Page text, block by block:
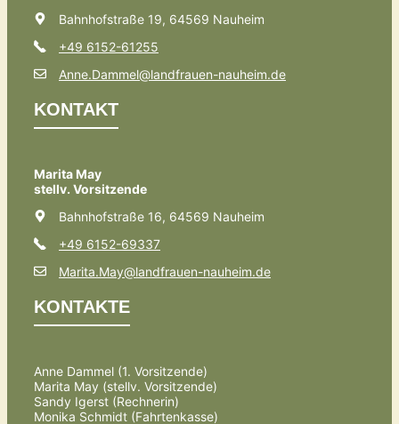
Bahnhofstraße 19, 64569 Nauheim
+49 6152-61255
Anne.Dammel@landfrauen-nauheim.de
KONTAKT
Marita May
stellv. Vorsitzende
Bahnhofstraße 16, 64569 Nauheim
+49 6152-69337
Marita.May@landfrauen-nauheim.de
KONTAKTE
Anne Dammel (1. Vorsitzende)
Marita May (stellv. Vorsitzende)
Sandy Igerst (Rechnerin)
Monika Schmidt (Fahrtenkasse)